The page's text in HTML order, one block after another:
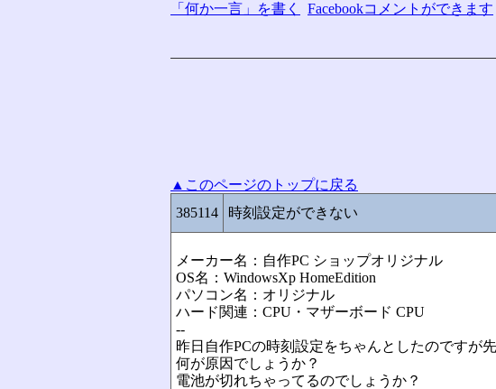
「何か一言」を書く Facebookコメントができます
▲このページのトップに戻る
385114
時刻設定ができない
メーカー名：自作PC ショップオリジナル
OS名：WindowsXp HomeEdition
パソコン名：オリジナル
ハード関連：CPU・マザーボード CPU
--
昨日自作PCの時刻設定をちゃんとしたのですが
何が原因でしょうか？
電池が切れちゃってるのでしょうか？